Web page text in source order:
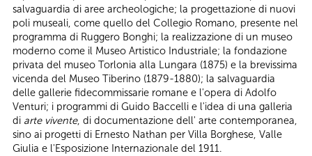
salvaguardia di aree archeologiche; la progettazione di nuovi
poli museali, come quello del Collegio Romano, presente nel
programma di Ruggero Bonghi; la realizzazione di un museo
moderno come il Museo Artistico Industriale; la fondazione
privata del museo Torlonia alla Lungara (1875) e la brevissima
vicenda del Museo Tiberino (1879-1880); la salvaguardia
delle gallerie fidecommissarie romane e l'opera di Adolfo
Venturi; i programmi di Guido Baccelli e l'idea di una galleria
di arte vivente, di documentazione dell' arte contemporanea,
sino ai progetti di Ernesto Nathan per Villa Borghese, Valle
Giulia e l'Esposizione Internazionale del 1911.